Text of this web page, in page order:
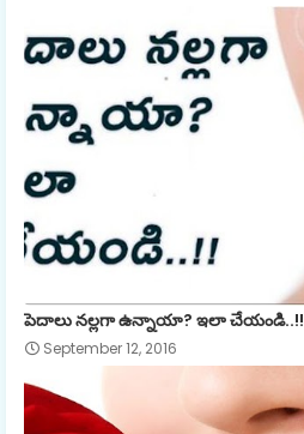
పెదాలు నల్లగా ఉన్నాయా? ఇలా చేయండి..!!
September 12, 2016